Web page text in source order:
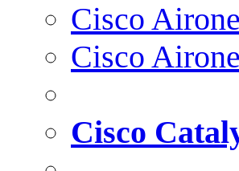
Cisco
Cisco
Cisco